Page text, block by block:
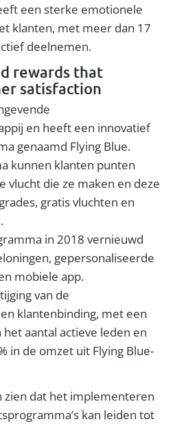
een sterke emotionele
klanten, met meer dan 17
deelnemen.
rewards that
satisfaction
en heeft een innovatief
genaamd Flying Blue.
kunnen klanten punten
vlucht die ze maken en deze
gratis vluchten en
in 2018 vernieuwd
gepersonaliseerde
mobiele app.
van de
klantenbinding, met een
aantal actieve leden en
in de omzet uit Flying Blue-
zien dat het implementeren
kan leiden tot